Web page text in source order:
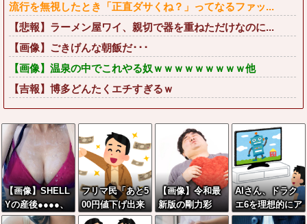
流行を無視したとき「正直ダサくね？」ってなるファッ...
【悲報】ラーメン屋ワイ、親切で器を重ねただけなのに...
【画像】ごきげんな朝飯だ･･･
【画像】温泉の中でこれやる奴ｗｗｗｗｗｗｗｗｗ他
【吉報】博多どんたくエチすぎるｗ
【画像】SHELL
Yの産後●●●●、
たわわ、たわわ
フリマ民「あと5
00円値下げ出来
ませんか????」
【画像】令和最
新版の剛力彩
芽、ワイらにブ
AIさん、ドラク
エ6を理想的にア
ニメ化してしま